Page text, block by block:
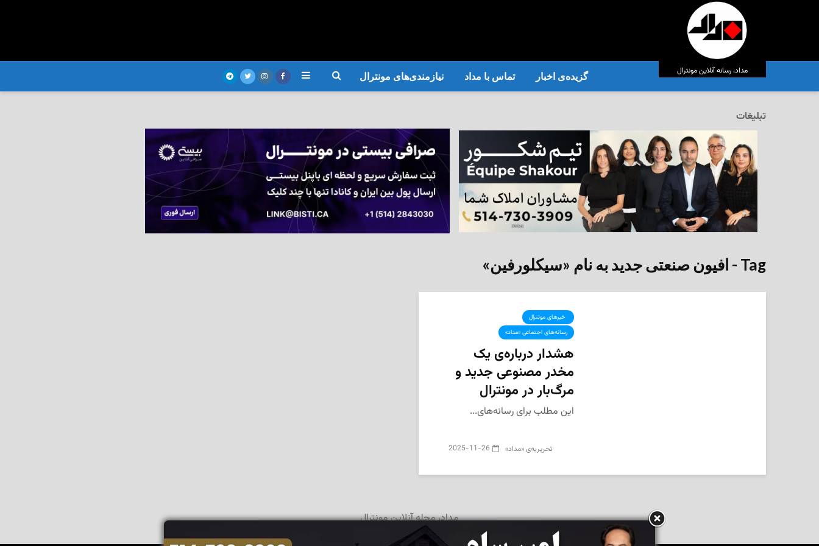
مداد، رسانه آنلاین مونترال گزیده‌ی‌ اخبار تماس با مداد نیازمندی‌های مونترال
تبلیغات
Tag - افیون صنعتی جدید به نام «سیکلورفین»
‌ خبرهای مونترال
رسانه‌های اجتماعی «مداد»
هشدار درباره‌ی یک
مخدر مصنوعی جدید و
مرگ‌بار در مونترال
این مطلب برای رسانه‌های...
تحریریه‌ی «مداد» 2025-11-26
مداد، مجله آنلاین مونترال